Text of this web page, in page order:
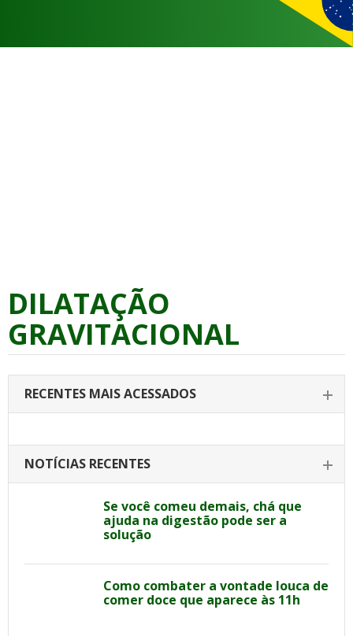
DILATAÇÃO
GRAVITACIONAL
RECENTES MAIS ACESSADOS
NOTÍCIAS RECENTES
Se você comeu demais, chá que
ajuda na digestão pode ser a
solução
Como combater a vontade louca de
comer doce que aparece às 11h